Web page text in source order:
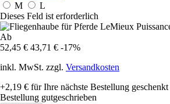
M
L
Dieses Feld ist erforderlich
Ab
52,45 € 43,71 € -17%
inkl. MwSt. zzgl. Versandkosten
+2,19 € für Ihre nächste Bestellung geschenkt
Bestellung gutgeschrieben